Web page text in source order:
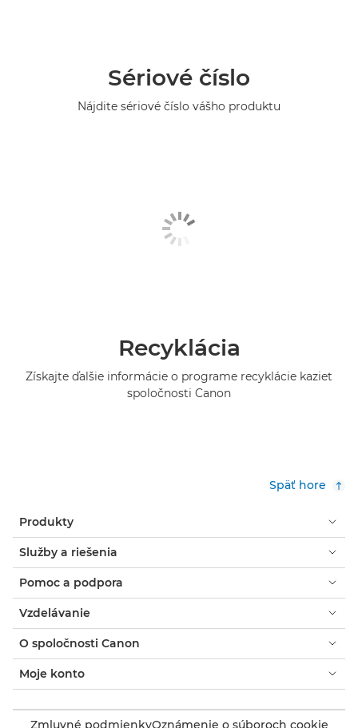
Sériové číslo
Nájdite sériové číslo vášho produktu
Recyklácia
Získajte ďalšie informácie o programe recyklácie kaziet
spoločnosti Canon
Späť hore
Produkty
Služby a riešenia
Pomoc a podpora
Vzdelávanie
O spoločnosti Canon
Moje konto
Zmluvné podmienkyOznámenie o súboroch cookie